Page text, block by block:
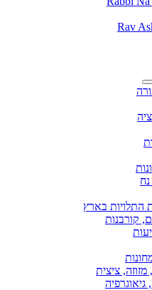
התלויות בארץ
קורבנות
ציצית